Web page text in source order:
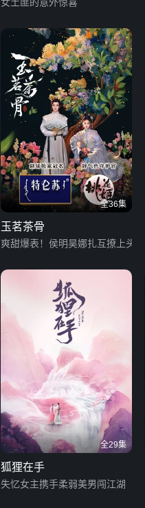
幕版
女土匪的意外惊喜
全36集
玉茗茶骨
爽甜爆表！侯明昊娜扎互撩上头
全29集
狐狸在手
失忆女主携手柔弱美男闯江湖